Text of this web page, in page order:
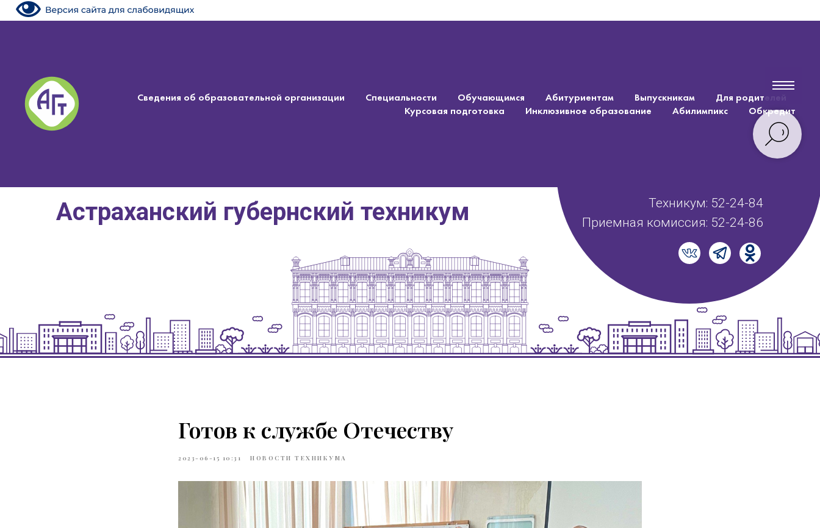
Сведения об образовательной организации Специальности Обучающимся Абитуриентам Выпускникам
Для родителей
Курсовая подготовка
Инклюзивное образование Абилимпикс Обкредит
Астраханский губернский техникум
Техникум: 52-24-84
Приемная комиссия: 52-24-86
Готов к службе Отечеству
2023-06-15 10:31 НОВОСТИ ТЕХНИКУМА